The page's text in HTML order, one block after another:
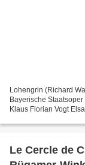
Lohengrin (Richard
Bayerische
Klaus Florian Vogt
Le Cercle de